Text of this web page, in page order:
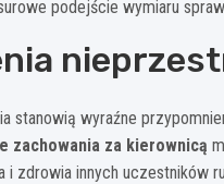
podejście wymiaru
stanowią wyraźne
zachowania za kierownicą
i zdrowia innych uczestników